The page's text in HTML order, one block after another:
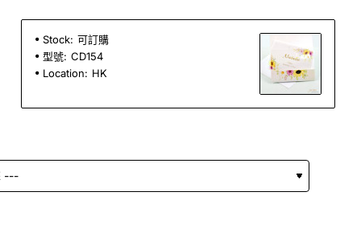
Stock: 可訂購
型號: CD154
Location: HK